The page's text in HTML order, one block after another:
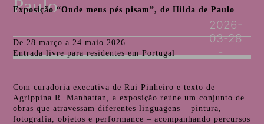
Paulo
2026-
03-28
Exposição “Onde meus pés pisam”, de Hilda de Paulo
De 28 março a 24 maio 2026
Entrada livre para residentes em Portugal
Com curadoria executiva de Rui Pinheiro e texto de
Agrippina R. Manhattan, a exposição reúne um conjunto de
obras que atravessam diferentes linguagens – pintura,
fotografia, objetos e performance – acompanhando percursos